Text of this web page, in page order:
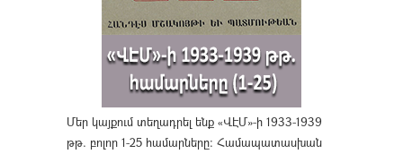
Մեր կայքում տեղադրել ենք «ՎԷՄ»-ի 1933-1939
թթ. բոլոր 1-25 համարները։ Համապատասխան